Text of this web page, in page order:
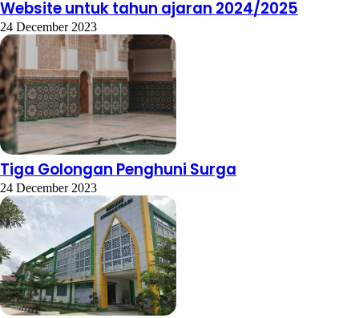
Website untuk tahun ajaran 2024/2025
24 December 2023
Tiga Golongan Penghuni Surga
24 December 2023